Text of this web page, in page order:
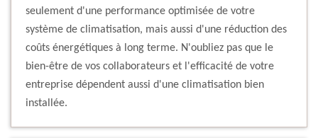
seulement d'une performance optimisée de votre
système de climatisation, mais aussi d'une réduction des
coûts énergétiques à long terme. N'oubliez pas que le
bien-être de vos collaborateurs et l'efficacité de votre
entreprise dépendent aussi d'une climatisation bien
installée.